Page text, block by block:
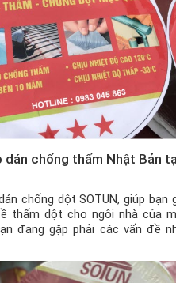
dán chống thấm Nhật Bản
chống dột SOTUN, giúp bạn
thấm dột cho ngôi nhà của
đang gặp phải các vấn đề
giữa tường nhà và mái tôn khiến